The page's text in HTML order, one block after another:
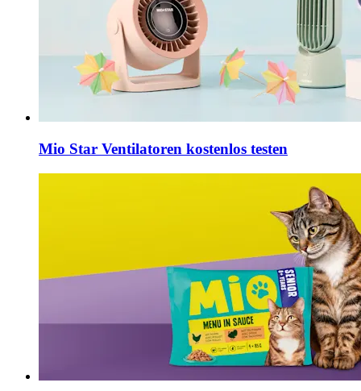
Mio Star Ventilatoren kostenlos testen